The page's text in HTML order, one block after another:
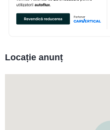
Locație anunț